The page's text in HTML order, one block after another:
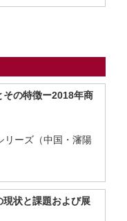
その特徴ー2018年商
リーズ（中国・瀋陽
状と課題および展